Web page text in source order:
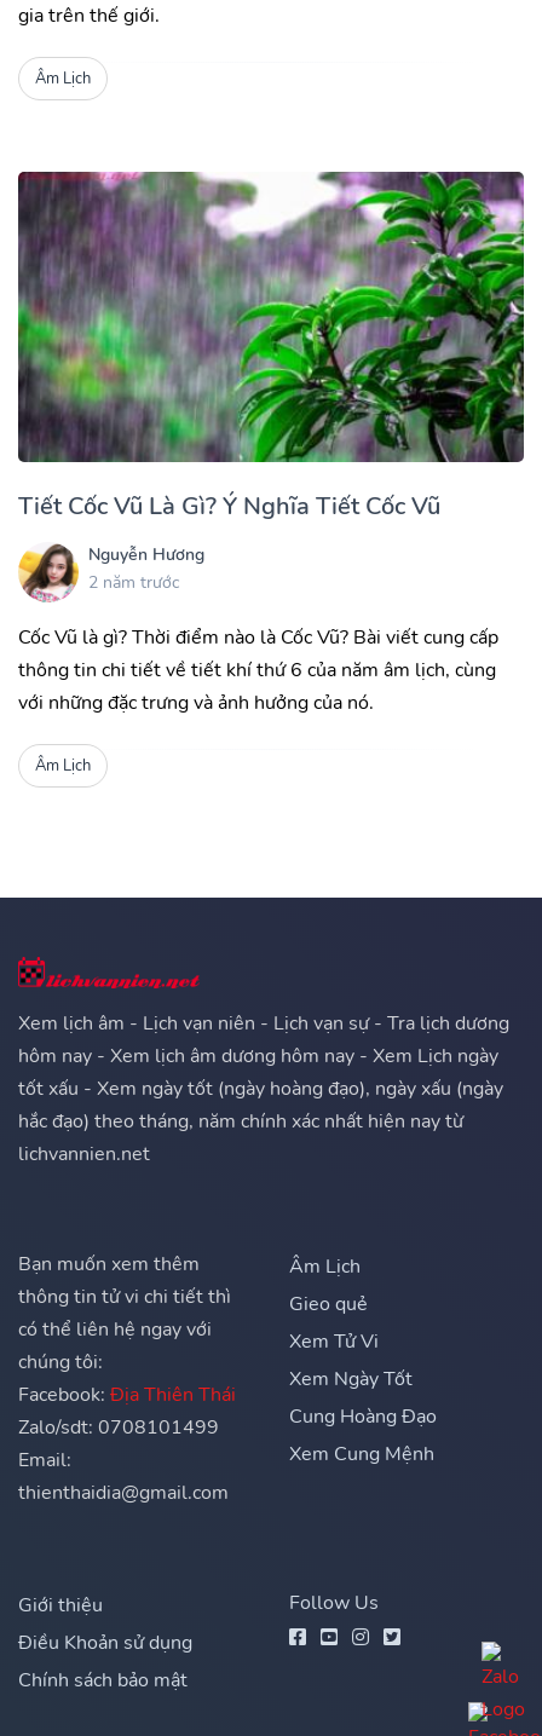
gia trên thế giới.
Âm Lịch
Tiết Cốc Vũ Là Gì? Ý Nghĩa Tiết Cốc Vũ
Nguyễn Hương
2 năm trước
Cốc Vũ là gì? Thời điểm nào là Cốc Vũ? Bài viết cung cấp
thông tin chi tiết về tiết khí thứ 6 của năm âm lịch, cùng
với những đặc trưng và ảnh hưởng của nó.
Âm Lịch
Xem lịch âm - Lịch vạn niên - Lịch vạn sự - Tra lịch dương
hôm nay - Xem lịch âm dương hôm nay - Xem Lịch ngày
tốt xấu - Xem ngày tốt (ngày hoàng đạo), ngày xấu (ngày
hắc đạo) theo tháng, năm chính xác nhất hiện nay từ
lichvannien.net
Bạn muốn xem thêm
thông tin tử vi chi tiết thì
có thể liên hệ ngay với
chúng tôi:
Facebook: Địa Thiên Thái
Zalo/sdt: 0708101499
Email:
thienthaidia@gmail.com
Âm Lịch
Gieo quẻ
Xem Tử Vi
Xem Ngày Tốt
Cung Hoàng Đạo
Xem Cung Mệnh
Giới thiệu
Điều Khoản sử dụng
Chính sách bảo mật
Follow Us